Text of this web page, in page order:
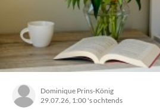
Dominique Prins-König
29.07.26, 1:00 's ochtends